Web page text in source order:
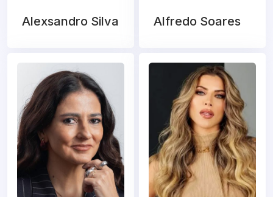
Alexsandro Silva Alfredo Soares